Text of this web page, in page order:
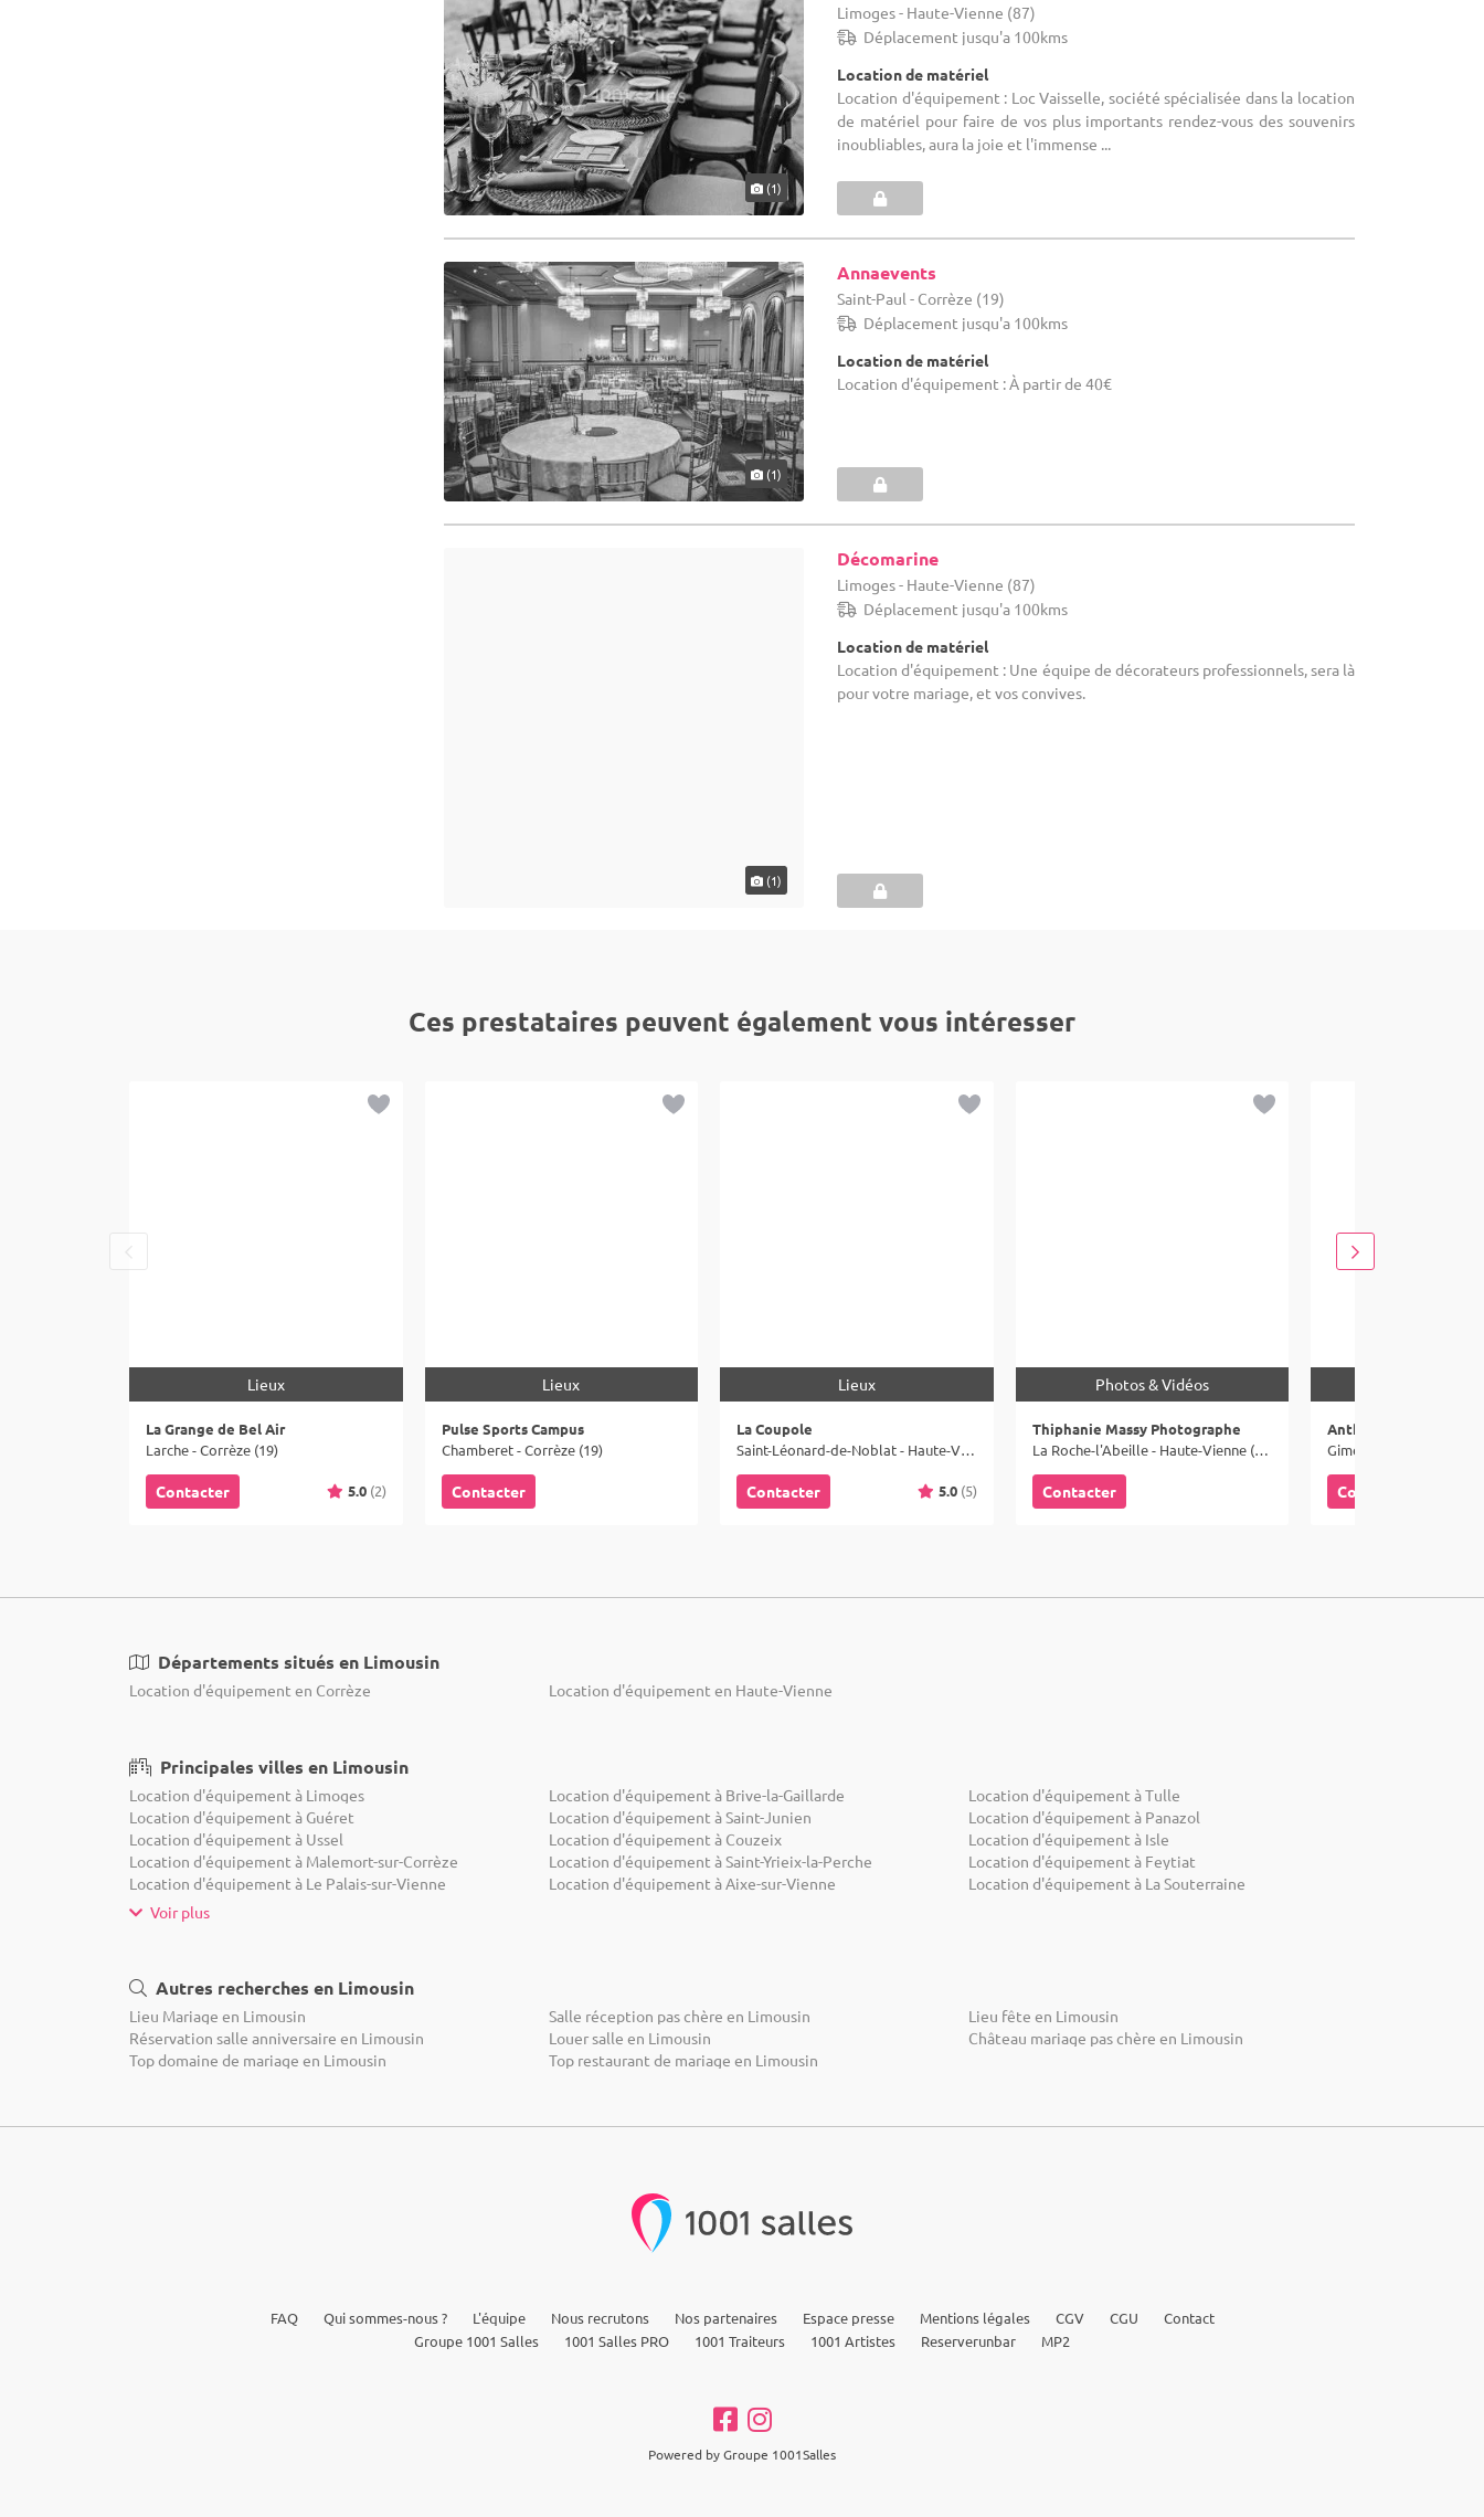
(1)
Limoges - Haute-Vienne (87)
Déplacement jusqu'a 100kms
Location de matériel
Location d'équipement : Loc Vaisselle, société spécialisée dans la location
de matériel pour faire de vos plus importants rendez-vous des souvenirs
inoubliables, aura la joie et l'immense ...
(1)
Annaevents
Saint-Paul - Corrèze (19)
Déplacement jusqu'a 100kms
Location de matériel
Location d'équipement : À partir de 40€
(1)
Décomarine
Limoges - Haute-Vienne (87)
Déplacement jusqu'a 100kms
Location de matériel
Location d'équipement : Une équipe de décorateurs professionnels, sera là
pour votre mariage, et vos convives.
Ces prestataires peuvent également vous intéresser
Lieux
La Grange de Bel Air
Larche - Corrèze (19)
Contacter 5.0 (2)
Lieux
Pulse Sports Campus
Chamberet - Corrèze (19)
Contacter
Lieux
La Coupole
Saint-Léonard-de-Noblat - Haute-Vienne (87)
Contacter 5.0 (5)
Photos & Vidéos
Thiphanie Massy Photographe
La Roche-l'Abeille - Haute-Vienne (87)
Contacter
Anthony Delassise
Gimel-les-Cascades -
Contacter
Départements situés en Limousin
Location d'équipement en Corrèze Location d'équipement en Haute-Vienne
Principales villes en Limousin
Location d'équipement à Limoges Location d'équipement à Brive-la-Gaillarde
Location d'équipement à Tulle
Location d'équipement à Guéret
Location d'équipement à Saint-Junien
Location d'équipement à Panazol
Location d'équipement à Ussel
Location d'équipement à Couzeix
Location d'équipement à Isle
Location d'équipement à Malemort-sur-Corrèze
Location d'équipement à Saint-Yrieix-la-Perche
Location d'équipement à Feytiat
Location d'équipement à Le Palais-sur-Vienne
Location d'équipement à Aixe-sur-Vienne
Location d'équipement à La Souterraine
Voir plus
Autres recherches en Limousin
Lieu Mariage en Limousin Salle réception pas chère en Limousin
Lieu fête en Limousin
Réservation salle anniversaire en Limousin
Louer salle en Limousin
Château mariage pas chère en Limousin
Top domaine de mariage en Limousin
Top restaurant de mariage en Limousin
FAQ Qui sommes-nous ? L'équipe Nous recrutons Nos partenaires Espace presse Mentions légales CGV CGU
Contact
Groupe 1001 Salles
1001 Salles PRO 1001 Traiteurs 1001 Artistes Reserverunbar MP2
Powered by Groupe 1001Salles